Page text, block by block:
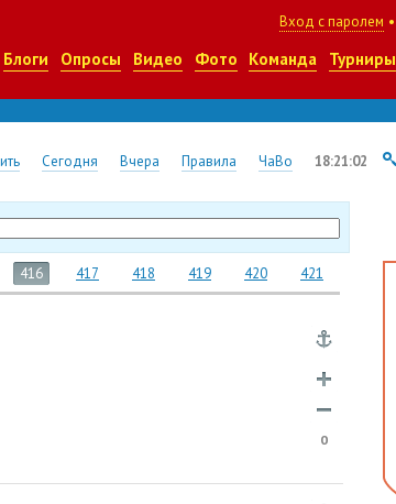
Вход с паролем •
Блоги Опросы Видео Фото Команда Турниры
Сегодня Вчера Правила ЧаВо 18:21:03
416 417 418 419 420 421
0